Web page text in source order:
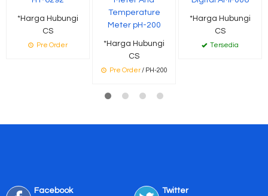
*Harga Hubungi
CS
Pre Order
Temperature
Meter pH-200
*Harga Hubungi
CS
Pre Order/ PH-200
*Harga Hubungi
CS
Tersedia
Facebook Twitter